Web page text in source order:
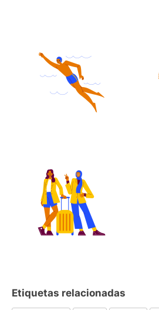
Etiquetas relacionadas